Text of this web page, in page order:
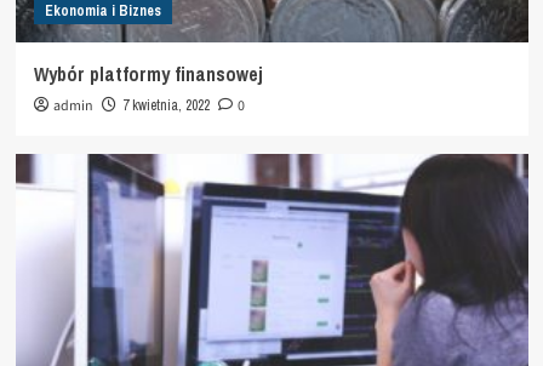
Ekonomia i Biznes
Wybór platformy finansowej
admin 7 kwietnia, 2022 0